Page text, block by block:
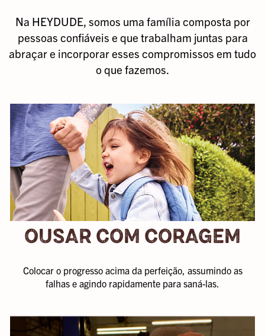
confortável.
leva além do que
jamais
imaginamos, e
não deixamos
Oferecemos
amplos
benefícios que
apoiam sua
saúde física e
mental, seu
bem-estar
financeiro e sua
sede de
conhecimento.
Sem contar que
por uma marca
histórica de
Crocs, Inc
Na HEYDUDE, somos uma família composta por
pessoas confiáveis e que trabalham juntas para
abraçar e incorporar esses compromissos em tudo
o que fazemos.
OUSAR COM CORAGEM
Colocar o progresso acima da perfeição, assumindo as
falhas e agindo rapidamente para saná-las.